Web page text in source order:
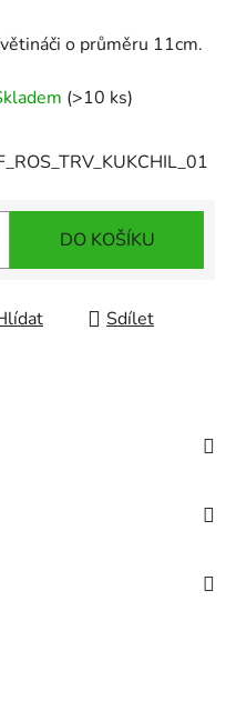
o průměru 11cm.
(>10 ks)
DO KOŠÍKU
Sdílet